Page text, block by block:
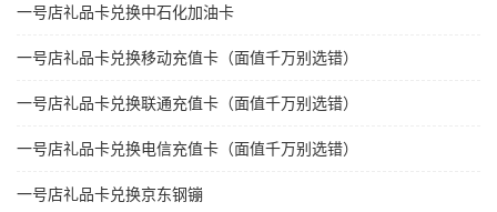
一号店礼品卡兑换中石化加油卡
一号店礼品卡兑换移动充值卡（面值千万别选错）
一号店礼品卡兑换联通充值卡（面值千万别选错）
一号店礼品卡兑换电信充值卡（面值千万别选错）
一号店礼品卡兑换京东钢镚